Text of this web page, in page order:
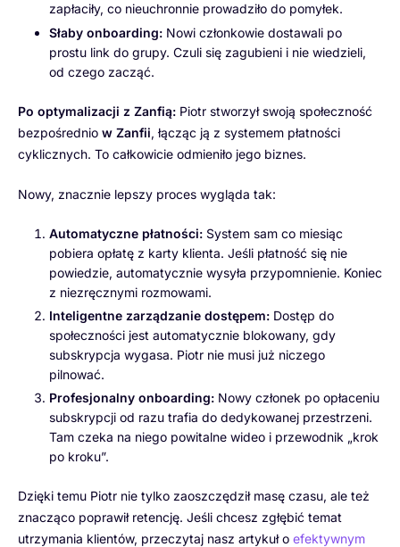
zapłaciły, co nieuchronnie prowadziło do pomyłek.
Słaby onboarding: Nowi członkowie dostawali po
prostu link do grupy. Czuli się zagubieni i nie wiedzieli,
od czego zacząć.
Po optymalizacji z Zanfią: Piotr stworzył swoją społeczność
bezpośrednio w Zanfii, łącząc ją z systemem płatności
cyklicznych. To całkowicie odmieniło jego biznes.
Nowy, znacznie lepszy proces wygląda tak:
Automatyczne płatności: System sam co miesiąc
pobiera opłatę z karty klienta. Jeśli płatność się nie
powiedzie, automatycznie wysyła przypomnienie. Koniec
z niezręcznymi rozmowami.
Inteligentne zarządzanie dostępem: Dostęp do
społeczności jest automatycznie blokowany, gdy
subskrypcja wygasa. Piotr nie musi już niczego
pilnować.
Profesjonalny onboarding: Nowy członek po opłaceniu
subskrypcji od razu trafia do dedykowanej przestrzeni.
Tam czeka na niego powitalne wideo i przewodnik „krok
po kroku”.
Dzięki temu Piotr nie tylko zaoszczędził masę czasu, ale też
znacząco poprawił retencję. Jeśli chcesz zgłębić temat
utrzymania klientów, przeczytaj nasz artykuł o efektywnym